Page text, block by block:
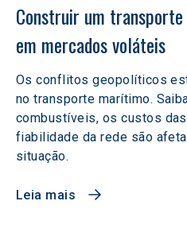
Construir um
em mercados voláteis
Os conflitos geopolíticos
no transporte marítimo.
combustíveis, os custos
fiabilidade da rede são
situação.
Leia mais